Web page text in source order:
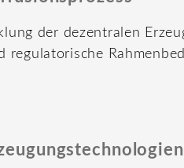
der dezentralen
regulatorische